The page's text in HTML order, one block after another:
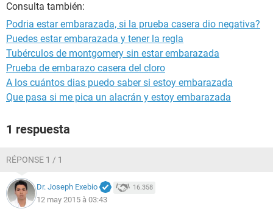
dia de hoy no me ha bajado nuevamente,segun mis cuentas
tengo mas de una semana de retraso, me hice la prueba
casera y salio negativo, pero hace como 4 o 5 dias me
empezo un dolor en los pezones de que solo con rozar con
mi ropa me duele y he tenido un flujo algo anormal en mi, es
muy espezo y blanco,quisiera saber si podria haber
posibilidad de embarazo? O es por la.pastilla que no.me ha
bajado? ....Ayuda,gracias!
Consulta también:
Podria estar embarazada, si la prueba casera dio negativa?
Puedes estar embarazada y tener la regla
Tubérculos de montgomery sin estar embarazada
Prueba de embarazo casera del cloro
A los cuántos dias puedo saber si estoy embarazada
Que pasa si me pica un alacrán y estoy embarazada
1 respuesta
RÉPONSE 1 / 1
Dr. Joseph Exebio 16.358
12 may 2015 à 03:43